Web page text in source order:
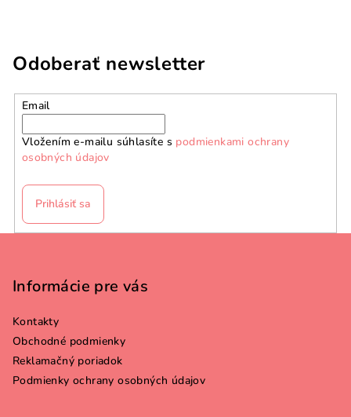
Odoberať newsletter
Email
Vložením e-mailu súhlasíte s podmienkami ochrany
osobných údajov
Prihlásiť sa
Informácie pre vás
Kontakty
Obchodné podmienky
Reklamačný poriadok
Podmienky ochrany osobných údajov